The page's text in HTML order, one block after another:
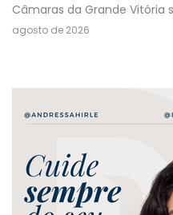
Câmaras da Grande Vitória
agosto de 2026